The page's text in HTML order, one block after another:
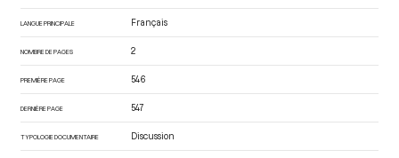
LANGUE PRINCIPALE Français
NOMBRE DE PAGES 2
PREMIÈRE PAGE 546
DERNIÈRE PAGE 547
TYPOLOGIE DOCUMENTAIRE Discussion